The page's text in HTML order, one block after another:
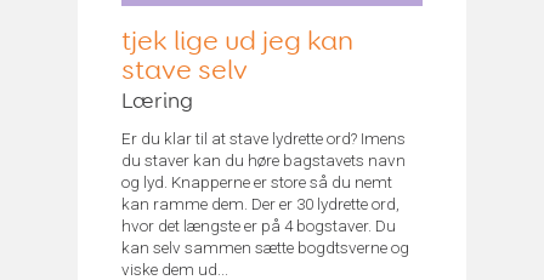
tjek lige ud jeg kan
stave selv
Læring
Er du klar til at stave lydrette ord? Imens
du staver kan du høre bagstavets navn
og lyd. Knapperne er store så du nemt
kan ramme dem. Der er 30 lydrette ord,
hvor det længste er på 4 bogstaver. Du
kan selv sammen sætte bogdtsverne og
viske dem ud...